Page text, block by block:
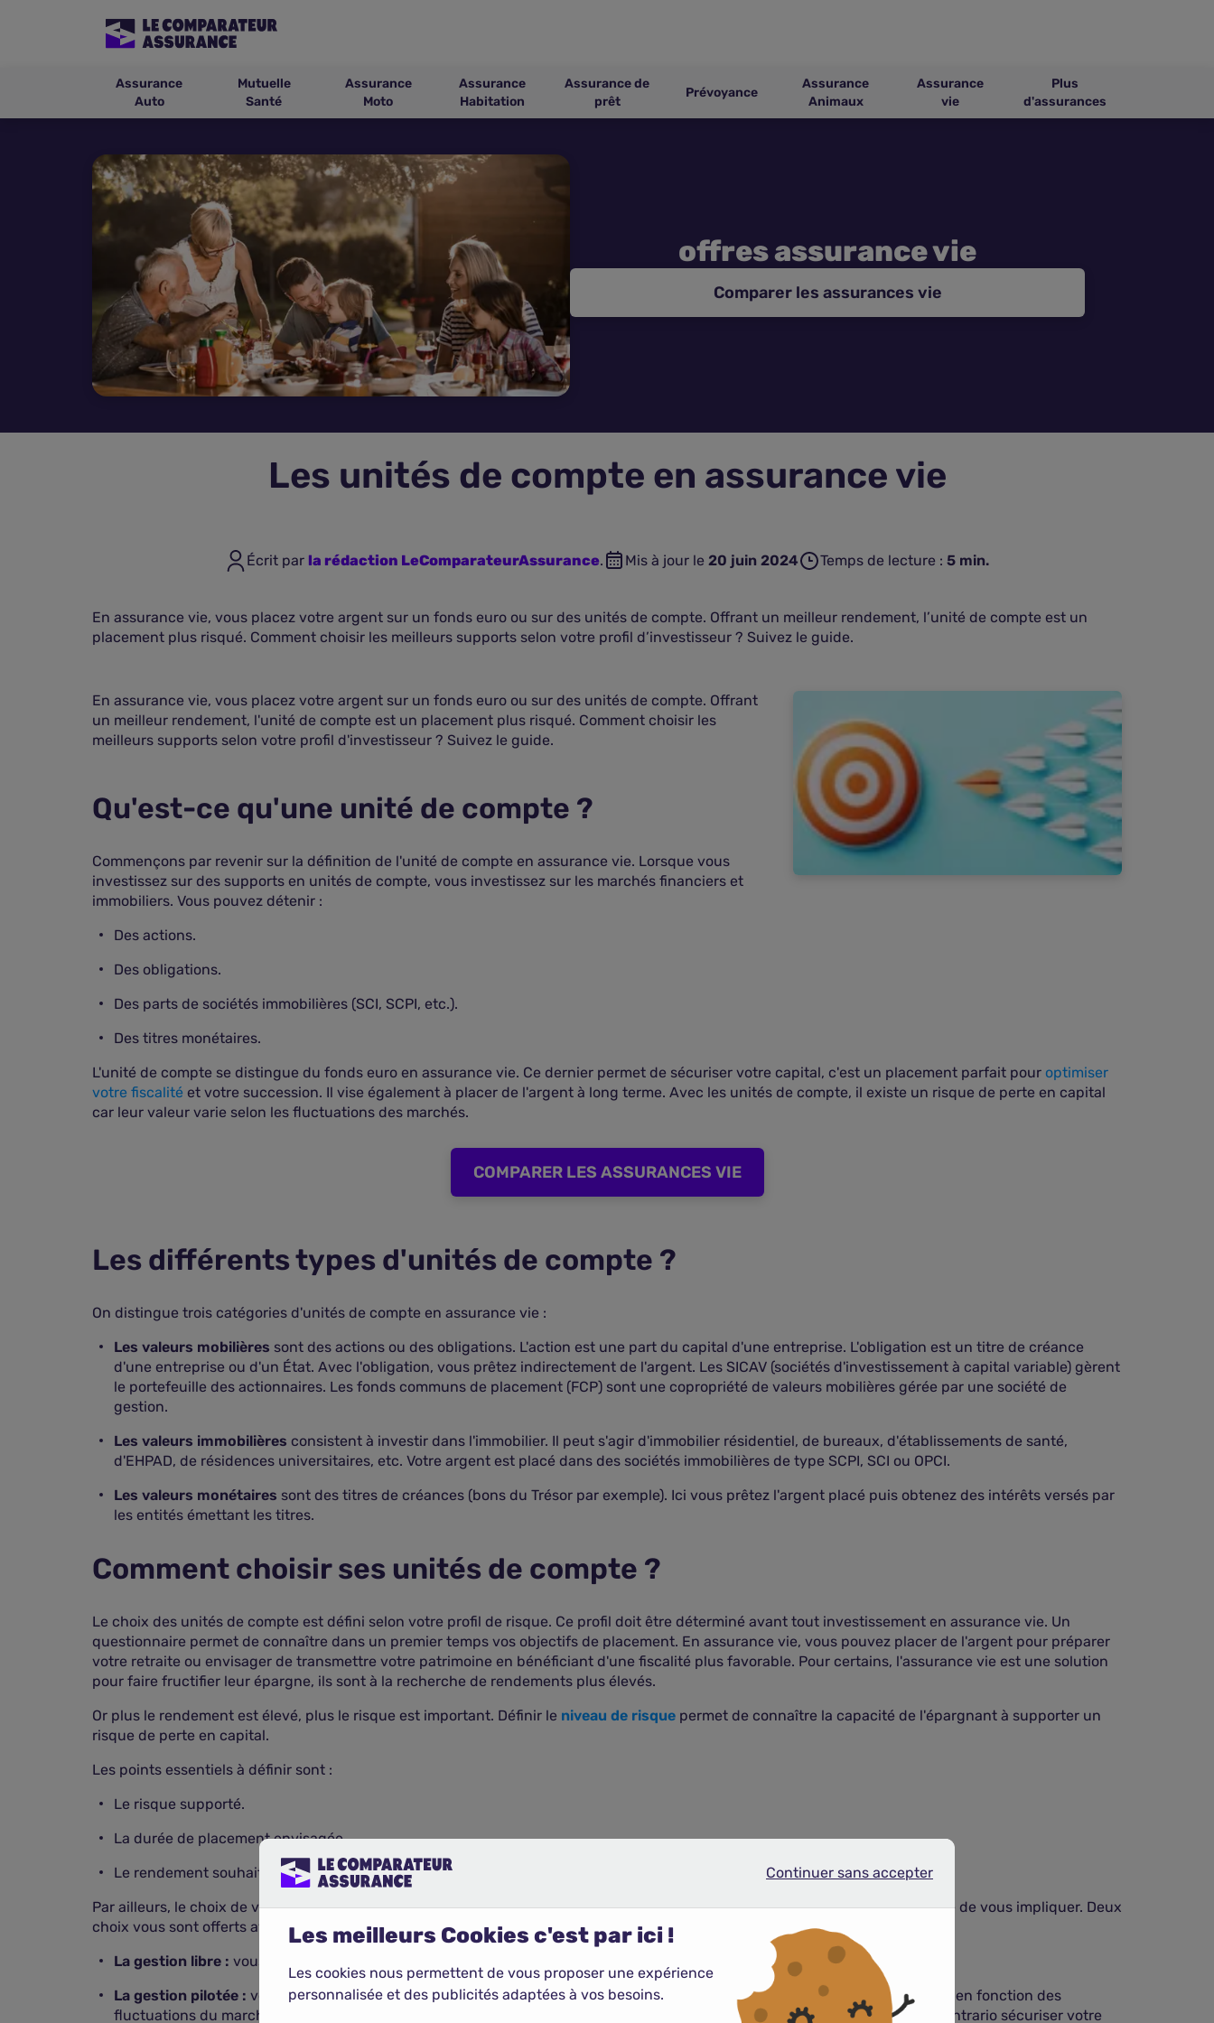
Assurance
Auto
Mutuelle
Santé
Assurance
Moto
Assurance
Habitation
Assurance de
prêt
Prévoyance
Assurance
Animaux
Assurance
vie
Plus
d'assurances
offres assurance vie
Comparer les assurances vie
Les unités de compte en assurance vie
Écrit par la rédaction LeComparateurAssurance. Mis à jour le 20 juin 2024 Temps de lecture : 5 min.
En assurance vie, vous placez votre argent sur un fonds euro ou sur des unités de compte. Offrant un meilleur rendement, l’unité de compte est un
placement plus risqué. Comment choisir les meilleurs supports selon votre profil d’investisseur ? Suivez le guide.
En assurance vie, vous placez votre argent sur un fonds euro ou sur des unités de compte. Offrant
un meilleur rendement, l'unité de compte est un placement plus risqué. Comment choisir les
meilleurs supports selon votre profil d'investisseur ? Suivez le guide.
Qu'est-ce qu'une unité de compte ?
Commençons par revenir sur la définition de l'unité de compte en assurance vie. Lorsque vous
investissez sur des supports en unités de compte, vous investissez sur les marchés financiers et
immobiliers. Vous pouvez détenir :
Des actions.
Des obligations.
Des parts de sociétés immobilières (SCI, SCPI, etc.).
Des titres monétaires.
L'unité de compte se distingue du fonds euro en assurance vie. Ce dernier permet de sécuriser votre capital, c'est un placement parfait pour optimiser
votre fiscalité et votre succession. Il vise également à placer de l'argent à long terme. Avec les unités de compte, il existe un risque de perte en capital
car leur valeur varie selon les fluctuations des marchés.
COMPARER LES ASSURANCES VIE
Les différents types d'unités de compte ?
On distingue trois catégories d'unités de compte en assurance vie :
Les valeurs mobilières sont des actions ou des obligations. L'action est une part du capital d'une entreprise. L'obligation est un titre de créance
d'une entreprise ou d'un État. Avec l'obligation, vous prêtez indirectement de l'argent. Les SICAV (sociétés d'investissement à capital variable) gèrent
le portefeuille des actionnaires. Les fonds communs de placement (FCP) sont une copropriété de valeurs mobilières gérée par une société de
gestion.
Les valeurs immobilières consistent à investir dans l'immobilier. Il peut s'agir d'immobilier résidentiel, de bureaux, d'établissements de santé,
d'EHPAD, de résidences universitaires, etc. Votre argent est placé dans des sociétés immobilières de type SCPI, SCI ou OPCI.
Les valeurs monétaires sont des titres de créances (bons du Trésor par exemple). Ici vous prêtez l'argent placé puis obtenez des intérêts versés par
les entités émettant les titres.
Comment choisir ses unités de compte ?
Le choix des unités de compte est défini selon votre profil de risque. Ce profil doit être déterminé avant tout investissement en assurance vie. Un
questionnaire permet de connaître dans un premier temps vos objectifs de placement. En assurance vie, vous pouvez placer de l'argent pour préparer
votre retraite ou envisager de transmettre votre patrimoine en bénéficiant d'une fiscalité plus favorable. Pour certains, l'assurance vie est une solution
pour faire fructifier leur épargne, ils sont à la recherche de rendements plus élevés.
Or plus le rendement est élevé, plus le risque est important. Définir le niveau de risque permet de connaître la capacité de l'épargnant à supporter un
risque de perte en capital.
Les points essentiels à définir sont :
Le risque supporté.
La durée de placement envisagée.
Le rendement souhaité.
Par ailleurs, le choix de votre assurance vie en unités de compte est défini par votre connaissance des marchés et votre volonté de vous impliquer. Deux
choix vous sont offerts avec l'assurance vie :
La gestion libre : vous définissez les supports en unités de compte sur lesquels vous placez votre épargne.
La gestion pilotée : vous confiez votre argent à un gestionnaire. Il choisit selon les objectifs définis les meilleurs placements en fonction des
fluctuations du marché. Il peut réaliser des arbitrages lorsque cela semble nécessaire pour booster votre rendement ou a contrario sécuriser votre
Continuer sans accepter
Les meilleurs Cookies c'est par ici !
Les cookies nous permettent de vous proposer une expérience
personnalisée et des publicités adaptées à vos besoins.
Continuer sans accepter